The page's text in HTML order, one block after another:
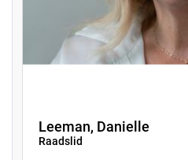
Leeman, Danielle
Raadslid